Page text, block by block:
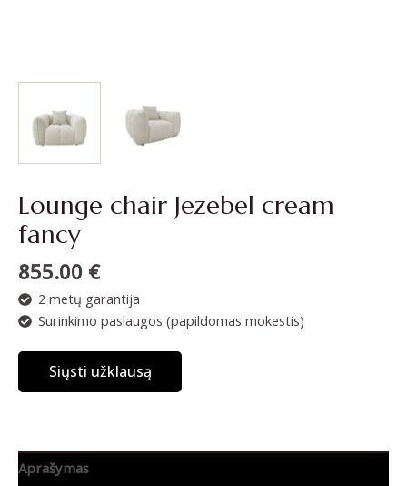
Lounge chair Jezebel cream
fancy
855.00 €
2 metų garantija
Surinkimo paslaugos (papildomas mokestis)
Siųsti užklausą
Aprašymas